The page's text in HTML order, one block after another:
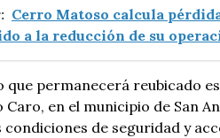
Cerro Matoso calcula
a la reducción de su
que permanecerá reubicado
Caro, en el municipio de San
condiciones de seguridad y